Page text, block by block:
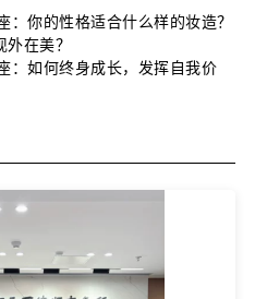
：你的性格适合什么样的妆造？
在美？
：如何终身成长，发挥自我价